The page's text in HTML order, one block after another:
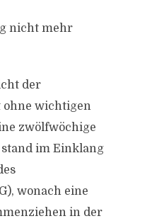
nicht mehr
der
ohne wichtigen
zwölfwöchige
im Einklang
wonach eine
in der